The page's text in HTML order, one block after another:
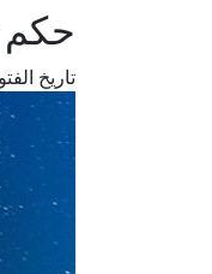
حكم
تاريخ